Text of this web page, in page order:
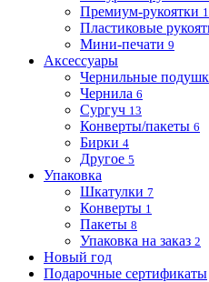
Премиум-рукоятки
Пластиковые
Мини-печати 9
Аксессуары
Чернильные
Чернила 6
Сургуч 13
Конверты/пакеты 6
Бирки 4
Другое 5
Упаковка
Шкатулки 7
Конверты 1
Пакеты 8
Упаковка на заказ 2
Новый год
Подарочные сертификаты